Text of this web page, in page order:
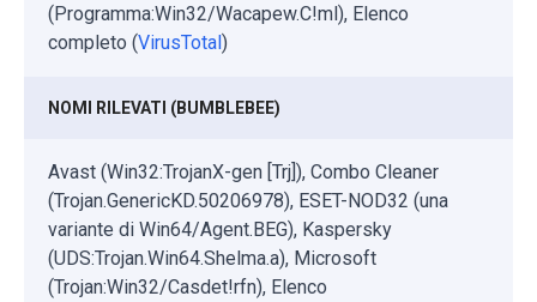
(Programma:Win32/Wacapew.C!ml), Elenco
completo (VirusTotal)
NOMI RILEVATI (BUMBLEBEE)
Avast (Win32:TrojanX-gen [Trj]), Combo Cleaner
(Trojan.GenericKD.50206978), ESET-NOD32 (una
variante di Win64/Agent.BEG), Kaspersky
(UDS:Trojan.Win64.Shelma.a), Microsoft
(Trojan:Win32/Casdet!rfn), Elenco